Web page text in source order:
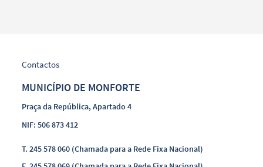
Contactos
MUNICÍPIO DE MONFORTE
Praça da República, Apartado 4
NIF: 506 873 412
T.245 578 060 (Chamada para a Rede Fixa Nacional)